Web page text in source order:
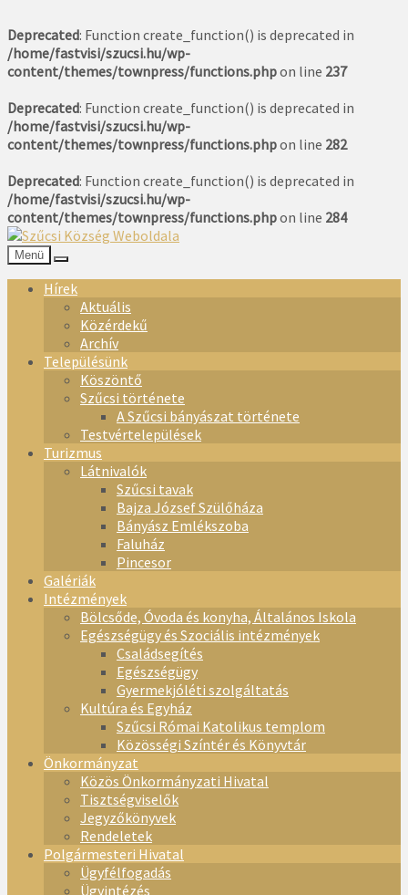
Deprecated: Function create_function() is deprecated in
/home/fastvisi/szucsi.hu/wp-
content/themes/townpress/functions.phpon line 237
Deprecated: Function create_function() is deprecated in
/home/fastvisi/szucsi.hu/wp-
content/themes/townpress/functions.phpon line 282
Deprecated: Function create_function() is deprecated in
/home/fastvisi/szucsi.hu/wp-
content/themes/townpress/functions.phpon line 284
Menü
Hírek
Aktuális
Közérdekű
Archív
Településünk
Köszöntő
Szűcsi története
A Szűcsi bányászat története
Testvértelepülések
Turizmus
Látnivalók
Szűcsi tavak
Bajza József Szülőháza
Bányász Emlékszoba
Faluház
Pincesor
Galériák
Intézmények
Bölcsőde, Óvoda és konyha, Általános Iskola
Egészségügy és Szociális intézmények
Családsegítés
Egészségügy
Gyermekjóléti szolgáltatás
Kultúra és Egyház
Szűcsi Római Katolikus templom
Közösségi Színtér és Könyvtár
Önkormányzat
Közös Önkormányzati Hivatal
Tisztségviselők
Jegyzőkönyvek
Rendeletek
Polgármesteri Hivatal
Ügyfélfogadás
Ügyintézés